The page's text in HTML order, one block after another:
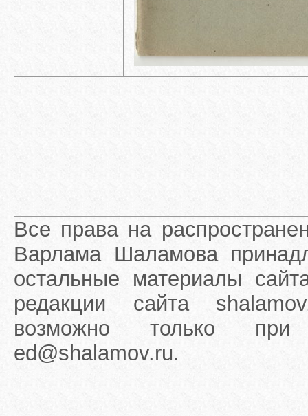
Все права на
Варлама Шаламова
остальные материалы
редакции сайта
возможно только при
ed@shalamov.ru.